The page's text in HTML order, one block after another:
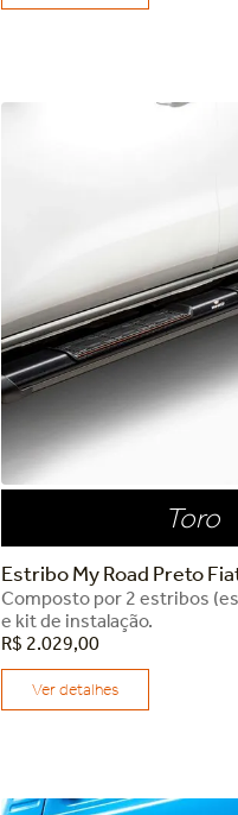
Toro
Estribo My Road Preto
Composto por 2 estribos
e kit de instalação.
R$ 2.029,00
Ver detalhes